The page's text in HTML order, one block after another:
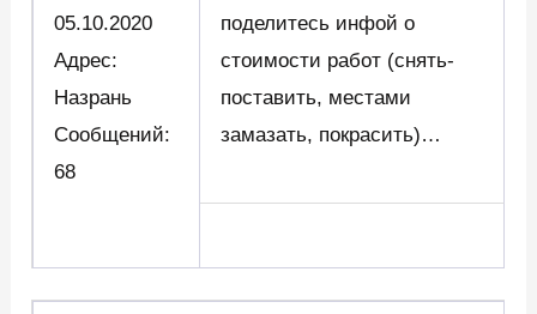
05.10.2020
Адрес:
Назрань
Сообщений:
68
поделитесь инфой о
стоимости работ (снять-
поставить, местами
замазать, покрасить)…